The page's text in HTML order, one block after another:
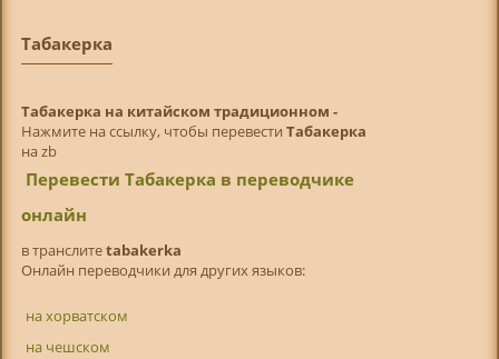
Табакерка
Табакерка на китайском традиционном -
Нажмите на ссылку, чтобы перевести Табакерка
на zb
Перевести Табакерка в переводчике
онлайн
в транслитetabakerka
Онлайн переводчики для других языков:
на хорватском
на чешском